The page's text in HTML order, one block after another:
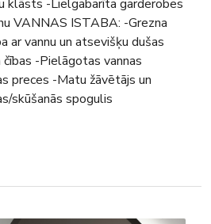
klāsts -Lielgabarīta garderobes
VANNAS ISTABA: -Grezna
ar vannu un atsevišķu dušas
-Pielāgotas vannas
preces -Matu žāvētājs un
skūšanās spogulis